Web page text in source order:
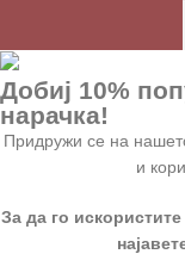
Добиј 10%
нарачка!
Придружи се на
и
За да го